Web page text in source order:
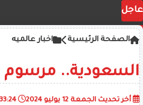
عاجل
الصفحة الرئيسية اخبار عالميه
السعودية.. مرسوم
أخر تحديث الجمعة 12 يوليو 2024